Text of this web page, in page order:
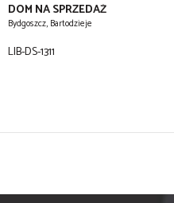
DOM NA SPRZEDAŻ
Bydgoszcz, Bartodzieje
LIB-DS-1311